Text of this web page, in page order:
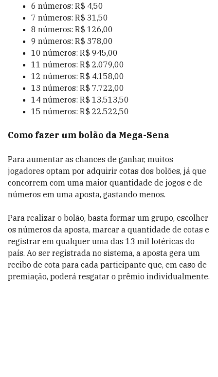
6 números: R$ 4,50
7 números: R$ 31,50
8 números: R$ 126,00
9 números: R$ 378,00
10 números: R$ 945,00
11 números: R$ 2.079,00
12 números: R$ 4.158,00
13 números: R$ 7.722,00
14 números: R$ 13.513,50
15 números: R$ 22.522,50
Como fazer um bolão da Mega-Sena
Para aumentar as chances de ganhar, muitos
jogadores optam por adquirir cotas dos bolões, já que
concorrem com uma maior quantidade de jogos e de
números em uma aposta, gastando menos.
Para realizar o bolão, basta formar um grupo, escolher
os números da aposta, marcar a quantidade de cotas e
registrar em qualquer uma das 13 mil lotéricas do
país. Ao ser registrada no sistema, a aposta gera um
recibo de cota para cada participante que, em caso de
premiação, poderá resgatar o prêmio individualmente.